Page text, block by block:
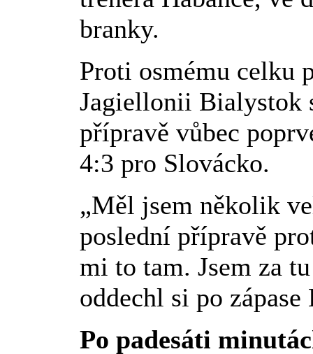
branky.
Proti osmému celku
Jagiellonii Bialystok
přípravě vůbec
4:3 pro Slovácko.
„Měl jsem několik
poslední přípravě
mi to tam. Jsem za
oddechl si po
Po padesáti